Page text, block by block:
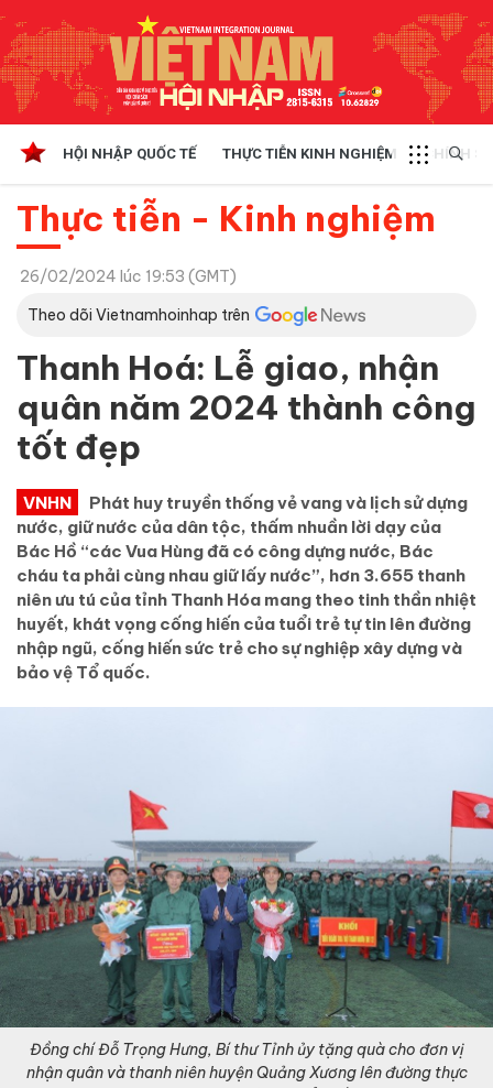
HỘI NHẬP QUỐC TẾ THỰC TIỄN KINH NGHIỆM CHÍNH
Thực tiễn - Kinh nghiệm
26/02/2024 lúc 19:53 (GMT)
Theo dõi Vietnamhoinhap trên
Thanh Hoá: Lễ giao, nhận
quân năm 2024 thành công
tốt đẹp
VNHN
Phát huy truyền thống vẻ vang và lịch sử dựng
nước, giữ nước của dân tộc, thấm nhuần lời dạy của
Bác Hồ “các Vua Hùng đã có công dựng nước, Bác
cháu ta phải cùng nhau giữ lấy nước”, hơn 3.655 thanh
niên ưu tú của tỉnh Thanh Hóa mang theo tinh thần nhiệt
huyết, khát vọng cống hiến của tuổi trẻ tự tin lên đường
nhập ngũ, cống hiến sức trẻ cho sự nghiệp xây dựng và
bảo vệ Tổ quốc.
Đồng chí Đỗ Trọng Hưng, Bí thư Tỉnh ủy tặng quà cho đơn vị
nhận quân và thanh niên huyện Quảng Xương lên đường thực